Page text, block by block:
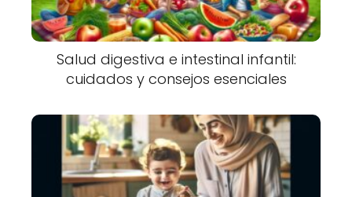
Salud digestiva e intestinal infantil:
cuidados y consejos esenciales